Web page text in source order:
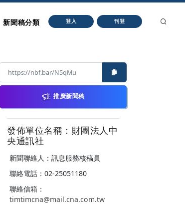
新聞稿分類 登入 刊登
推廣新聞稿
發佈單位名稱：財團法人中
央通訊社
新聞聯絡人：訊息服務核稿員
聯絡電話：02-25051180
聯絡信箱：
timtimcna@mail.cna.com.tw